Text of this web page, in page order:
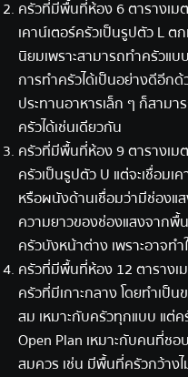
ครัวที่มีพื้นที่ห้อง 6 ตารางเม
เคาน์เตอร์ครัวเป็นรูปตัว L ต
นิยมเพราะสามารถทำครัวแ
การทำครัวได้เป็นอย่างดีอีกด้
ประทานอาหารเล็ก ๆ ก็สาม
ครัวได้เช่นเดียวกัน
ครัวที่มีพื้นที่ห้อง 9 ตารางเมต
ครัวเป็นรูปตัว U แต่จะเชื่อม
หรือผนังด้านเชื่อมว่ามีช่องแ
ความยาวของช่องแสงจากพื้
ครัวบังหน้าต่าง เพราะอาจท
ครัวที่มีพื้นที่ห้อง 12 ตารางเ
ครัวที่มีเกาะกลาง โดยทำเป็
สม เหมาะกับครัวทุกแบบ แต่
Open Plan เหมาะกับคนที่ช
สมควร เช่น มีพื้นที่ครัวกว้าง